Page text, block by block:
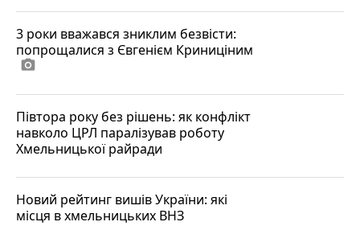
3 роки вважався зниклим безвісти:
попрощалися з Євгенієм Криниціним
photo_camera
Півтора року без рішень: як конфлікт
навколо ЦРЛ паралізував роботу
Хмельницької райради
Новий рейтинг вишів України: які
місця в хмельницьких ВНЗ